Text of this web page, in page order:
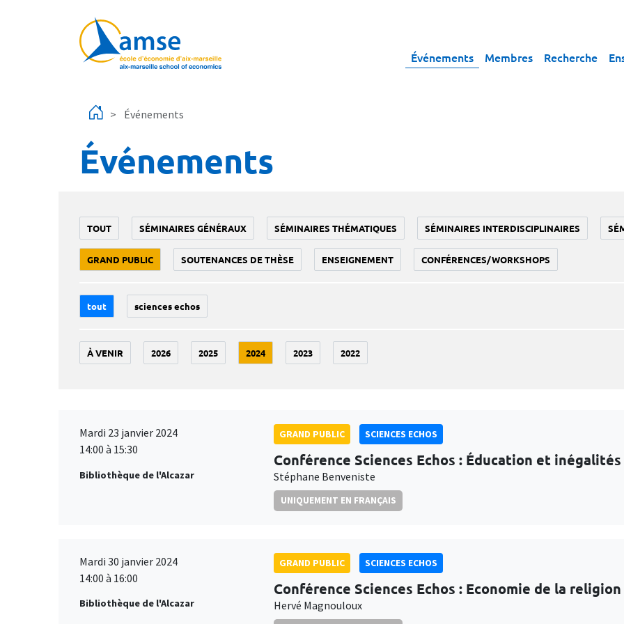
Événements Membres Recherche
Événements
Événements
TOUT SÉMINAIRES GÉNÉRAUX SÉMINAIRES THÉMATIQUES SÉMINAIRES INTERDISCIPLINAIRES
GRAND PUBLIC SOUTENANCES DE THÈSE ENSEIGNEMENT CONFÉRENCES/WORKSHOPS
tout sciences echos
À VENIR 2026 2025 2024 2023 2022
Mardi 23 janvier 2024
14:00 à 15:30
Bibliothèque de l'Alcazar
GRAND PUBLIC SCIENCES ECHOS
Conférence Sciences Echos : Éducation et inégalités
Stéphane Benveniste
UNIQUEMENT EN FRANÇAIS
Mardi 30 janvier 2024
14:00 à 16:00
Bibliothèque de l'Alcazar
GRAND PUBLIC SCIENCES ECHOS
Conférence Sciences Echos : Economie de la religion
Hervé Magnouloux